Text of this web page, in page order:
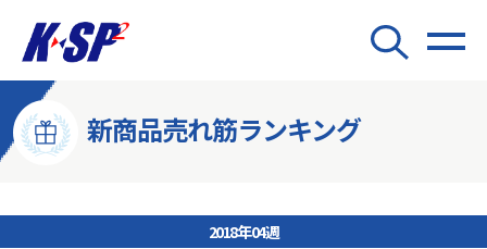
新商品売れ筋ランキング
2018年04週